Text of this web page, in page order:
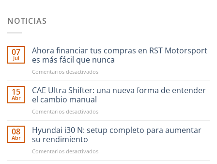
NOTICIAS
07
Jul
Ahora financiar tus compras en RST Motorsport
es más fácil que nunca
Comentarios desactivadosen
financiar
en
Motorsport
fácil
15
Abr
CAE Ultra Shifter: una nueva forma de entender
el cambio manual
Comentarios desactivadosen
Ultra
Shifter:
nueva
08
Abr
Hyundai i30 N: setup completo para aumentar
su rendimiento
Comentarios desactivadosen